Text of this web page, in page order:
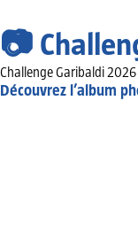
📷
Challenge Garibaldi 2026
Découvrez l’album